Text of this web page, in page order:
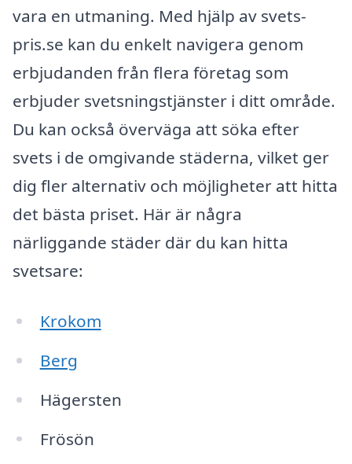
vara en utmaning. Med hjälp av svets-
pris.se kan du enkelt navigera genom
erbjudanden från flera företag som
erbjuder svetsningstjänster i ditt område.
Du kan också överväga att söka efter
svets i de omgivande städerna, vilket ger
dig fler alternativ och möjligheter att hitta
det bästa priset. Här är några
närliggande städer där du kan hitta
svetsare:
Krokom
Berg
Hägersten
Frösön